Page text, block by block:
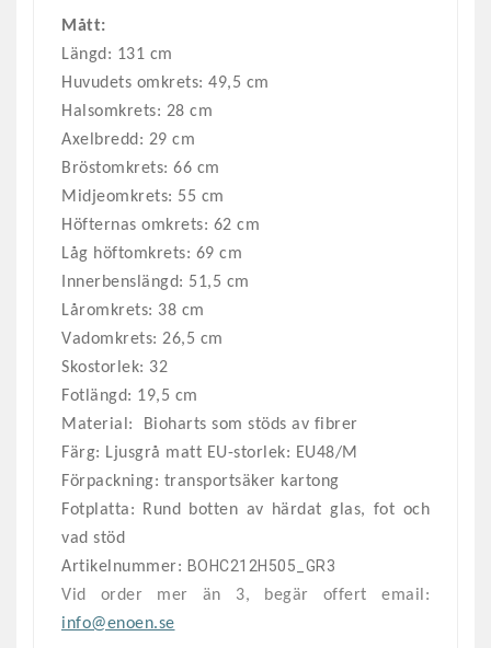
Mått:
Längd: 131 cm
Huvudets omkrets: 49,5 cm
Halsomkrets: 28 cm
Axelbredd: 29 cm
Bröstomkrets: 66 cm
Midjeomkrets: 55 cm
Höfternas omkrets: 62 cm
Låg höftomkrets: 69 cm
Innerbenslängd: 51,5 cm
Låromkrets: 38 cm
Vadomkrets: 26,5 cm
Skostorlek: 32
Fotlängd: 19,5 cm
Material: Bioharts som stöds av fibrer
Färg: Ljusgrå matt EU-storlek: EU48/M
Förpackning: transportsäker kartong
Fotplatta: Rund botten av härdat glas, fot och
vad stöd
Artikelnummer: BOHC212H505_GR3
Vid order mer än 3, begär offert email:
info@enoen.se